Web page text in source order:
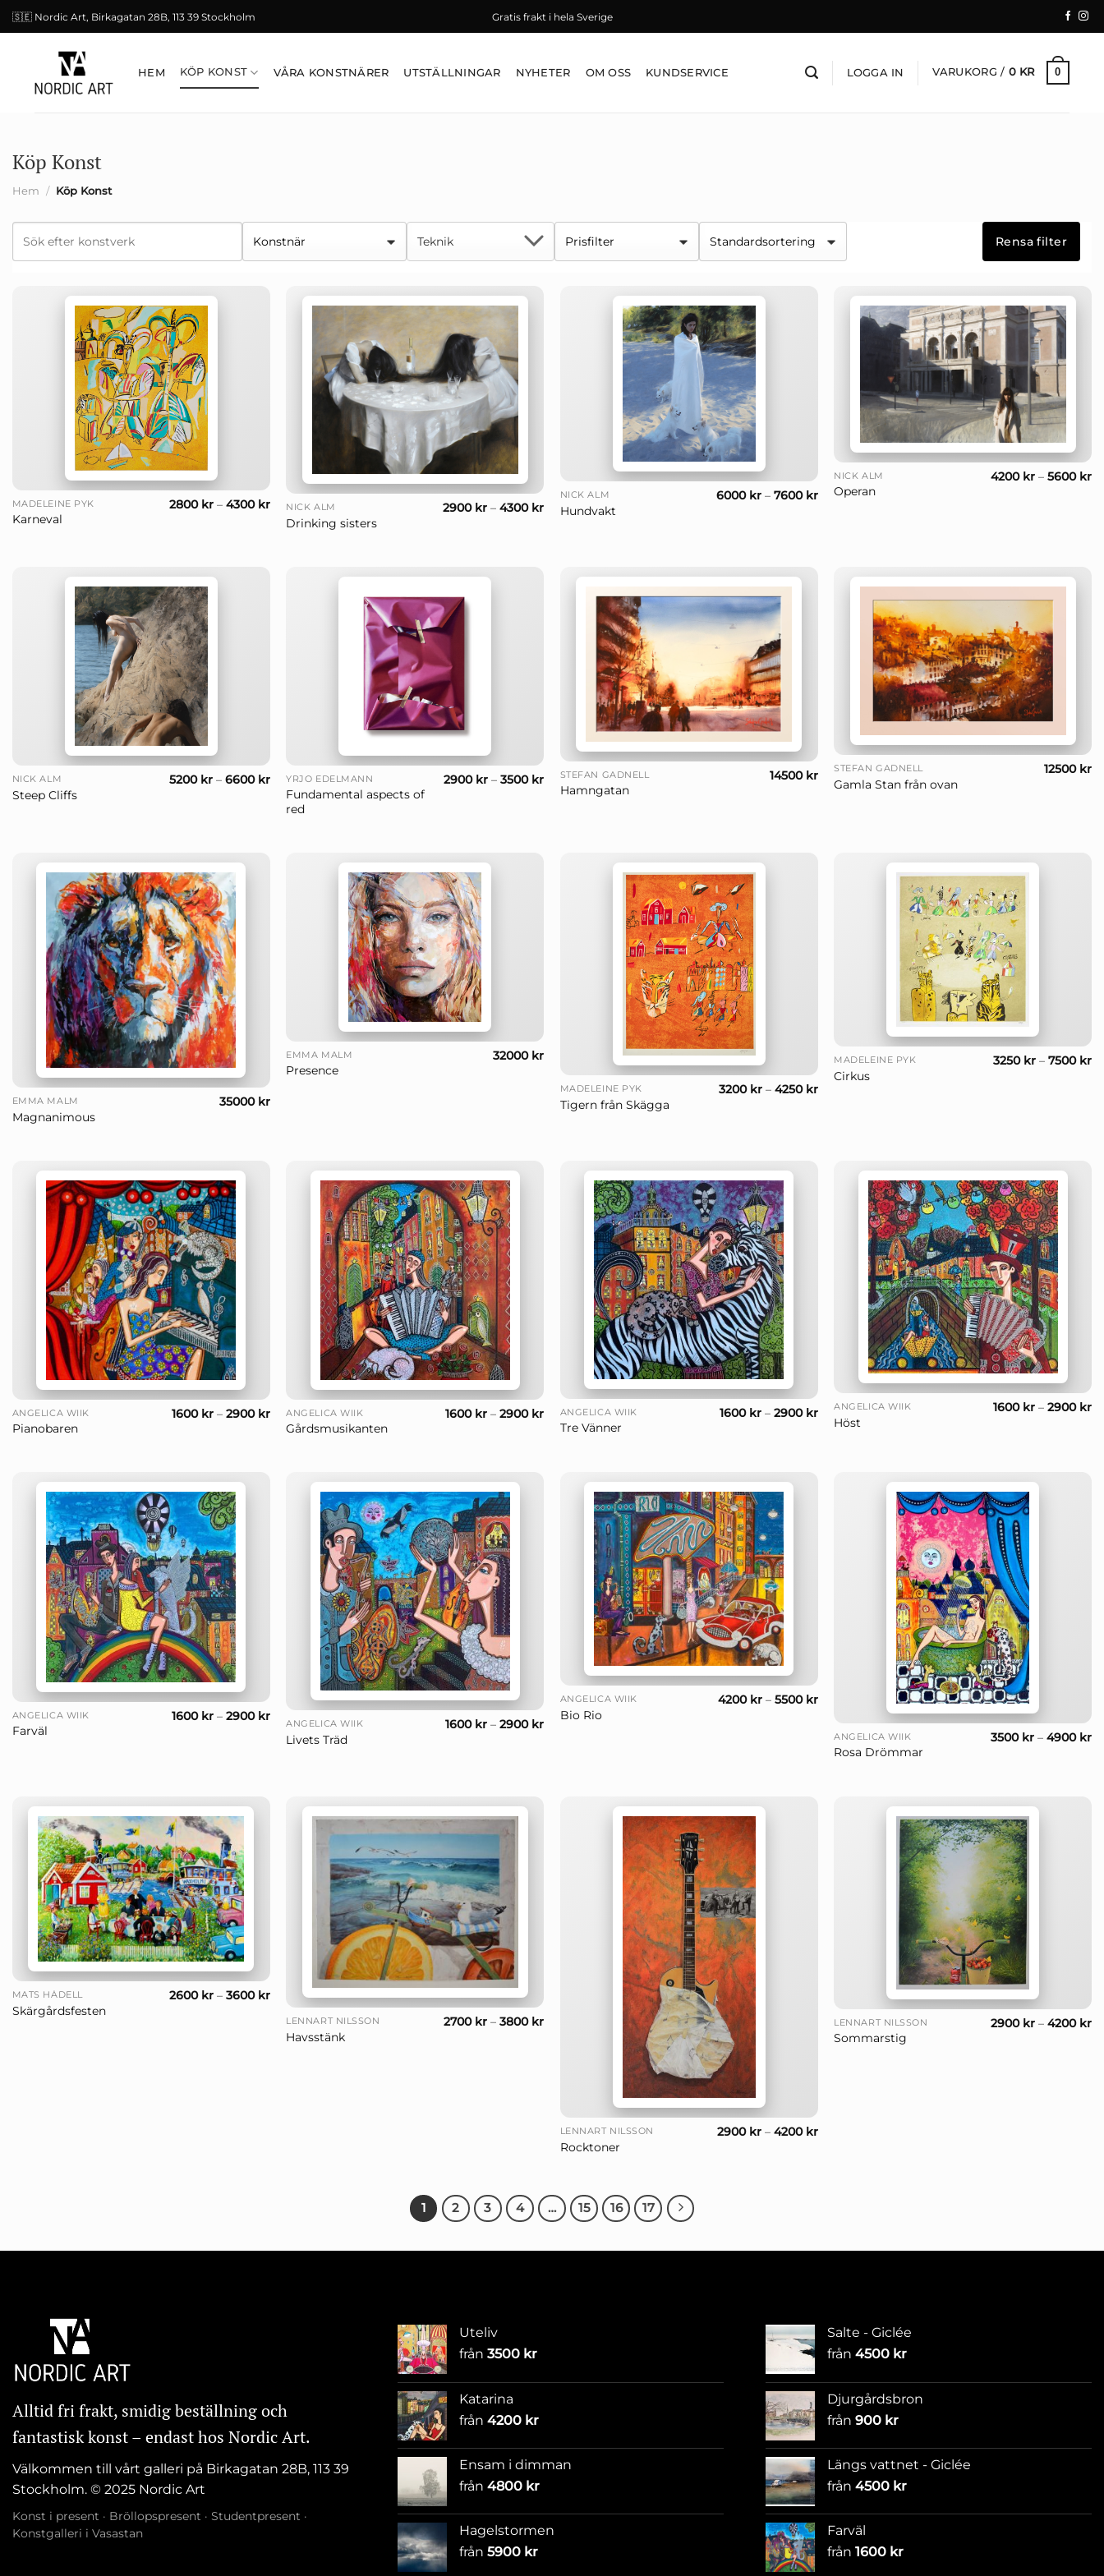
Skip
to
🇸🇪 Nordic Art, Birkagatan 28B, 113 39 Stockholm Gratis frakt i hela Sverige
HEM KÖP KONST VÅRA KONSTNÄRER UTSTÄLLNINGAR NYHETER OM OSS KUNDSERVICE LOGGA IN VARUKORG / 0 KR 0
Köp Konst
Hem / Köp Konst
Rensa filter
MADELEINE PYK
Karneval
2800 kr– 4300 kr NICK ALM
Drinking sisters
2900 kr –4300 kr
NICK ALM
Hundvakt
6000 kr– 7600 kr
NICK ALM
Operan
4200 kr –5600 kr
NICK ALM
Steep Cliffs
5200 kr– 6600 kr YRJÖ EDELMANN
Fundamental aspects of
red
2900 kr –3500 kr STEFAN GADNELL
Hamngatan
14500 kr STEFAN GADNELL
Gamla Stan från ovan
12500 kr
+
EMMA MALM
Magnanimous
35000 kr
EMMA MALM
Presence
32000 kr
MADELEINE PYK
Tigern från Skägga
3200 kr– 4250 kr
MADELEINE PYK
Cirkus
3250 kr –7500 kr
+
ANGELICA WIIK
Pianobaren
1600 kr– 2900 kr
+
ANGELICA WIIK
Gårdsmusikanten
1600 kr –2900 kr
+
ANGELICA WIIK
Tre Vänner
1600 kr– 2900 kr
+
ANGELICA WIIK
Höst
1600 kr –2900 kr
+
ANGELICA WIIK
Farväl
1600 kr– 2900 kr
+
ANGELICA WIIK
Livets Träd
1600 kr –2900 kr
+
ANGELICA WIIK
Bio Rio
4200 kr– 5500 kr
ANGELICA WIIK
Rosa Drömmar
3500 kr –4900 kr
MATS HÅDELL
Skärgårdsfesten
2600 kr– 3600 kr
LENNART NILSSON
Havsstänk
2700 kr –3800 kr
LENNART NILSSON
Rocktoner
2900 kr– 4200 kr
LENNART NILSSON
Sommarstig
2900 kr –4200 kr
1 2 3 4 … 15 16 17
Alltid fri frakt, smidig beställning och
fantastisk konst – endast hos Nordic Art.
Välkommen till vårt galleri på Birkagatan 28B, 113 39
Stockholm. © 2025 Nordic Art
Konst i present · Bröllopspresent · Studentpresent ·
Konstgalleri i Vasastan
Uteliv
från 3500 kr
Katarina
från 4200 kr
Ensam i dimman
från 4800 kr
Hagelstormen
från 5900 kr
Salte - Giclée
från 4500 kr
Djurgårdsbron
från 900 kr
Längs vattnet - Giclée
från 4500 kr
Farväl
från 1600 kr